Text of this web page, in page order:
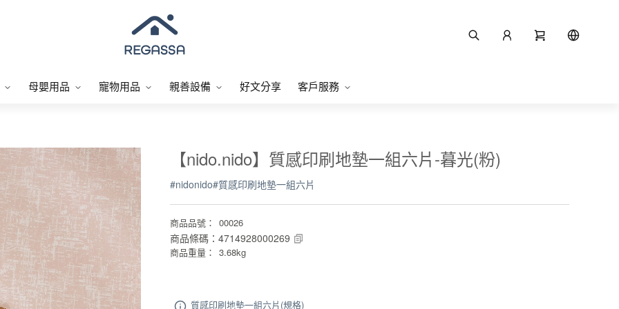
母嬰用品 寵物用品 親善設備 好文分享 客戶服務
【nido.nido】質感印刷地墊一組六片-暮光(粉)
#nidonido#質感印刷地墊一組六片
商品品號 ： 00026
商品條碼 ： 4714928000269
商品重量 ： 3.68kg
質感印刷地墊一組六片(規格)